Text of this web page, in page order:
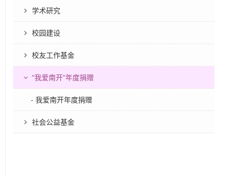
学术研究
校园建设
校友工作基金
“我爱南开”年度捐赠
- 我爱南开年度捐赠
社会公益基金